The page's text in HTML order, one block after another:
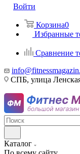
Войти
Корзина0
Избранные
Сравнение
СПБ, улица
Каталог